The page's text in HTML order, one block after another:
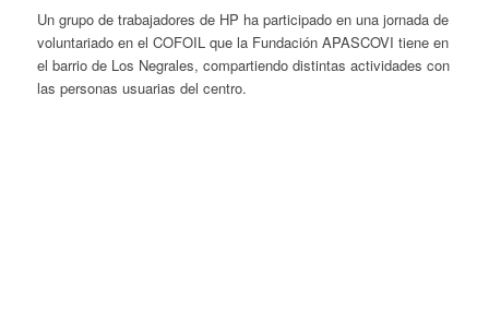
Un grupo de trabajadores de HP ha participado en una jornada de
voluntariado en el COFOIL que la Fundación APASCOVI tiene en
el barrio de Los Negrales, compartiendo distintas actividades con
las personas usuarias del centro.